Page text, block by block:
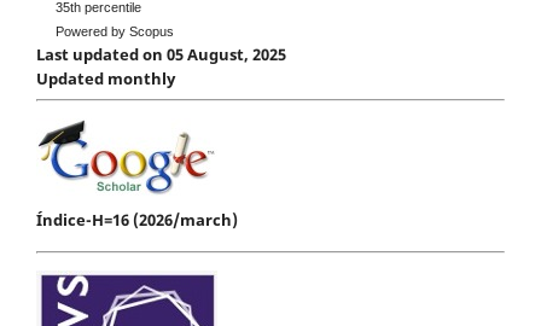
35th percentile
Powered by Scopus
Last updated on 05 August, 2025
Updated monthly
Índice-H=16 (2026/march)